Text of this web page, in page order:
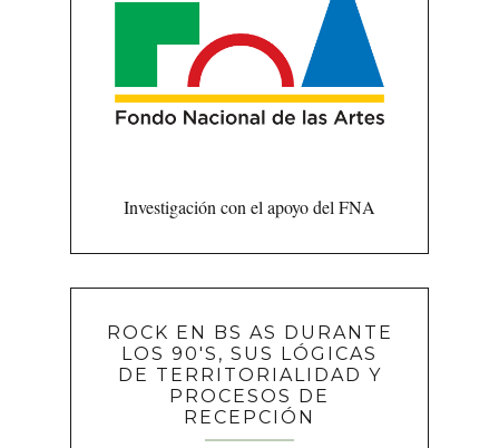
Investigación con el apoyo del FNA
ROCK EN BS AS DURANTE
LOS 90'S, SUS LÓGICAS
DE TERRITORIALIDAD Y
PROCESOS DE
RECEPCIÓN